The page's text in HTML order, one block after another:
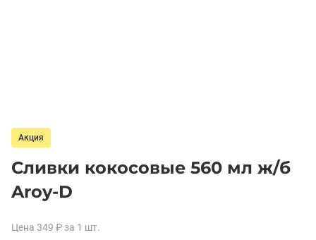
Акция
Сливки кокосовые 560 мл ж/б
Aroy-D
Цена 349 ₽ за 1 шт.